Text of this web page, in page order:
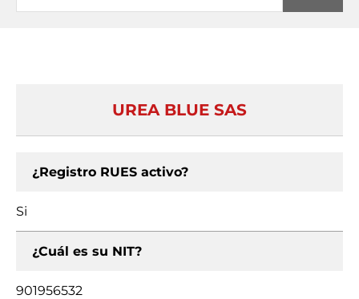
UREA BLUE SAS
¿Registro RUES activo?
Si
¿Cuál es su NIT?
901956532